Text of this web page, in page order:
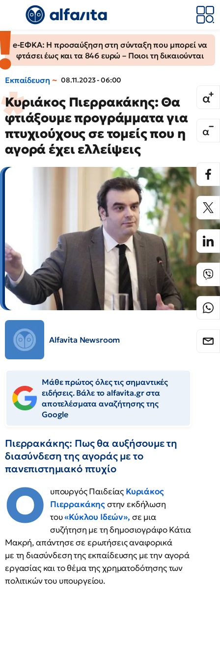
e-ΕΦΚΑ: Η προσαύξηση στη σύνταξη που μπορεί να
φτάσει έως και τα 846 ευρώ – Ποιοι τη δικαιούνται
Εκπαίδευση 08.11.2023 - 06:00
Κυριάκος Πιερρακάκης: Θα
φτιάξουμε προγράμματα για
πτυχιούχους σε τομείς που η
αγορά έχει ελλείψεις
Alfavita Newsroom
Μάθε πρώτος όλες τις σημαντικές
ειδήσεις. Βάλε το alfavita.gr στα
αποτελέσματα αναζήτησης της
Google
Πιερρακάκης: Πως θα αυξήσουμε τη
διασύνδεση της αγοράς με το
πανεπιστημιακό πτυχίο
Ο υπουργός Παιδείας Κυριάκος
Πιερρακάκηςστην εκδήλωση
του«Κύκλου Ιδεών», σε μια
συζήτηση με τη δημοσιογράφο Κάτια
Μακρή, απάντησε σε ερωτήσεις αναφορικά
με τη διασύνδεση της εκπαίδευσης με την αγορά
εργασίας και το θέμα της χρηματοδότησης των
πολιτικών του υπουργείου.